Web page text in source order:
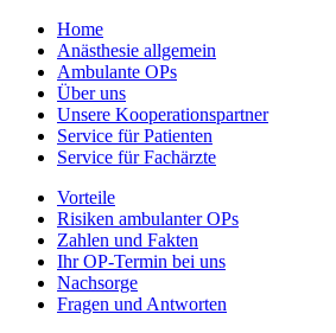
Home
Anästhesie allgemein
Ambulante OPs
Über uns
Unsere Kooperationspartner
Service für Patienten
Service für Fachärzte
Vorteile
Risiken ambulanter OPs
Zahlen und Fakten
Ihr OP-Termin bei uns
Nachsorge
Fragen und Antworten